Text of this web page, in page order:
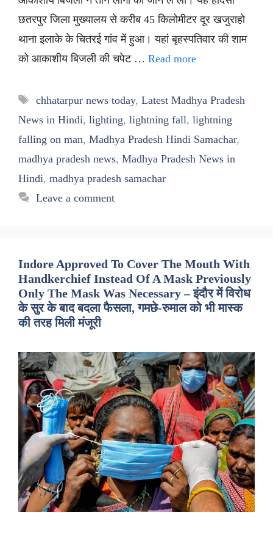
छतरपुर जिला मुख्यालय से करीब 45 किलोमीटर दूर खजुराहो
थाना इलाके के चितरई गांव में हुआ। यहां बृहस्पतिवार की शाम
को आकाशीय बिजली की चपेट … Read more
Tags
chhatarpur news today, Latest Madhya Pradesh
News in Hindi, lighting, lightning fall, lightning
falling on man, Madhya Pradesh Hindi Samachar,
madhya pradesh news, Madhya Pradesh News in
Hindi, madhya pradesh samachar
Leave a comment
Indore Approved To Cover The Mouth With
Handkerchief Instead Of A Mask Previously
Only The Mask Was Necessary – इंदौर में विरोध
के सुर के बाद बदला फैसला, गमछे-रुमाल को भी मास्क
की तरह मिली मंजूरी